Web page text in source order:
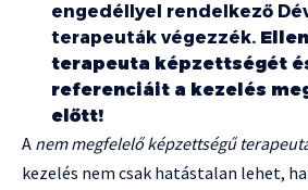
engedéllyel rendelkező
terapeuták végezzék.
terapeuta képzettségét
referenciáit a kezelés
előtt!
A nem megfelelő képzettségű
kezelés nem csak hatástalan lehet,